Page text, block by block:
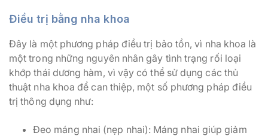
Điều trị bằng nha khoa
Đây là một phương pháp điều trị bảo tồn, vì nha khoa là
một trong những nguyên nhân gây tình trạng rối loại
khớp thái dương hàm, vì vậy có thể sử dụng các thủ
thuật nha khoa để can thiệp, một số phương pháp điều
trị thông dụng như:
Đeo máng nhai (nẹp nhai): Máng nhai giúp giảm